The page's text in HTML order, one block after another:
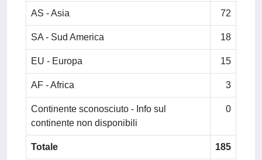
AS - Asia 72
SA - Sud America 18
EU - Europa 15
AF - Africa 3
Continente sconosciuto - Info sul
continente non disponibili
0
Totale 185